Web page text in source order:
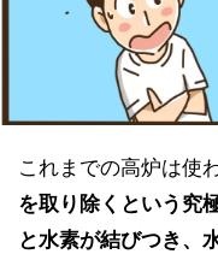
これまでの高炉は使わ
を取り除くという究
と水素が結びつき、